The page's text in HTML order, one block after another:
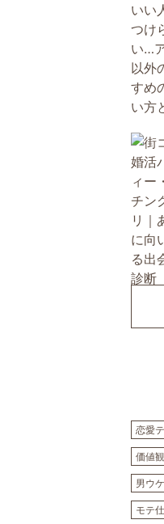
恋愛
価値観
男ウケ
モテ